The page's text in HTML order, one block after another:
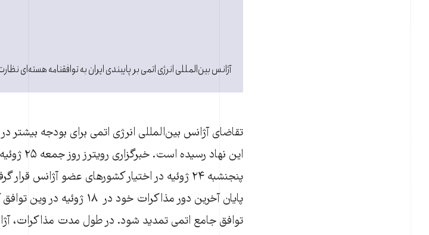
آژانس بین‌المللی انرژی اتمی بر پایبندی ایران به توافقنامه هسته‌‌ای
تقاضای آژانس بین‌المللی انرژی اتمی برای بودجه
این نهاد
پنجنشبه ۲۴ ژوئیه در اختیار کشورهای عضو آژانس
پایان آخرین دور مذاکرات
توافق جامع اتمی تمدید شود. در طول مدت مذاکرات،